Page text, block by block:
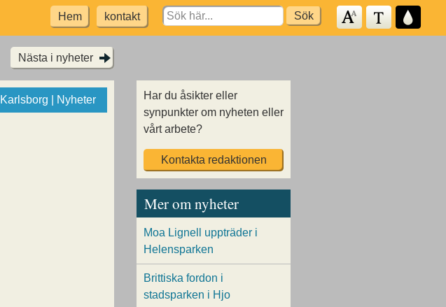
Hem kontakt
Search
for:
Nästa i nyheter
Karlsborg | Nyheter
Har du åsikter eller
synpunkter om nyheten eller
vårt arbete?
Kontakta redaktionen
Mer om nyheter
Moa Lignell uppträder i
Helensparken
Brittiska fordon i
stadsparken i Hjo